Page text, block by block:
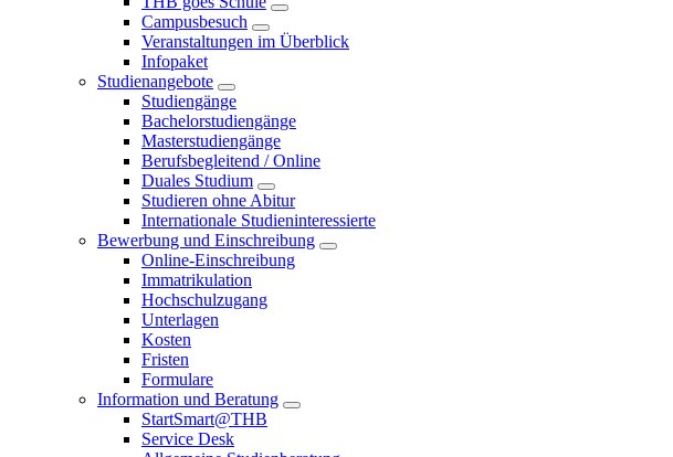
Campusbesuch
Veranstaltungen im Überblick
Infopaket
Studienangebote
Studiengänge
Bachelorstudiengänge
Masterstudiengänge
Berufsbegleitend / Online
Duales Studium
Studieren ohne Abitur
Internationale Studieninteressierte
Bewerbung und Einschreibung
Online-Einschreibung
Immatrikulation
Hochschulzugang
Unterlagen
Kosten
Fristen
Formulare
Information und Beratung
StartSmart@THB
Service Desk